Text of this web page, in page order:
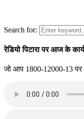
Search for:
रेडियो पिटारा पर आज के
जो आप 1800-12000-13